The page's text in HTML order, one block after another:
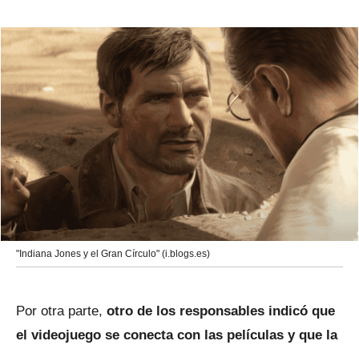
"Indiana Jones y el Gran Círculo" (i.blogs.es)
Por otra parte, otro de los responsables indicó que
el videojuego se conecta con las películas y que la